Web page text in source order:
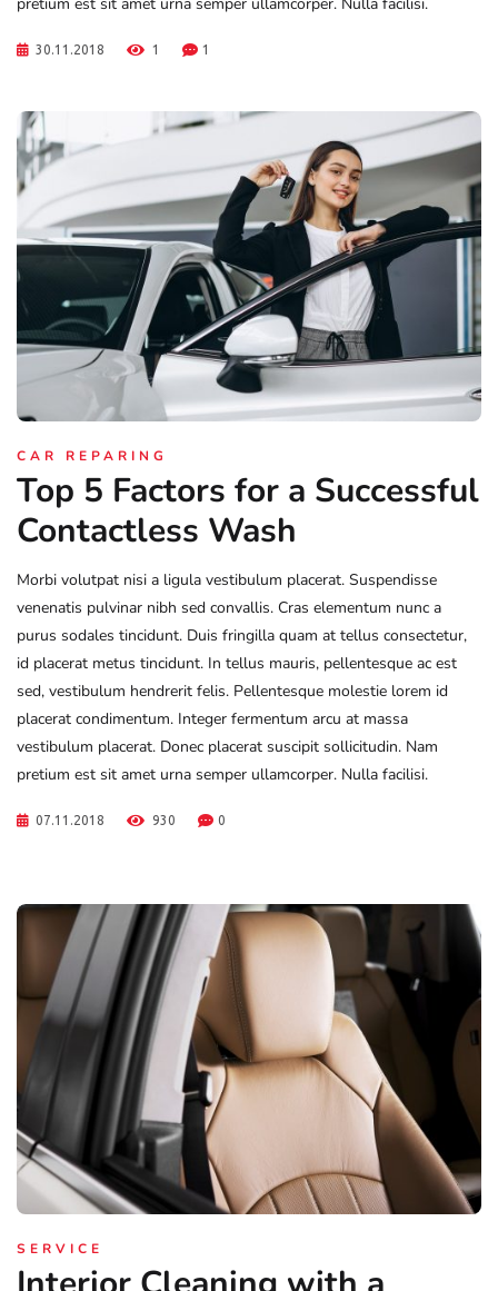
30.11.2018 1 1
CAR REPARING
Top 5 Factors for a Successful
Contactless Wash
Morbi volutpat nisi a ligula vestibulum placerat. Suspendisse
venenatis pulvinar nibh sed convallis. Cras elementum nunc a
purus sodales tincidunt. Duis fringilla quam at tellus consectetur,
id placerat metus tincidunt. In tellus mauris, pellentesque ac est
sed, vestibulum hendrerit felis. Pellentesque molestie lorem id
placerat condimentum. Integer fermentum arcu at massa
vestibulum placerat. Donec placerat suscipit sollicitudin. Nam
pretium est sit amet urna semper ullamcorper. Nulla facilisi.
07.11.2018 930 0
SERVICE